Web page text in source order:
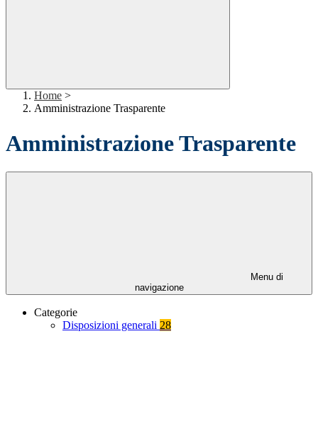
Home >
Amministrazione Trasparente
Amministrazione Trasparente
Menu di
navigazione
Categorie
Disposizioni generali 28